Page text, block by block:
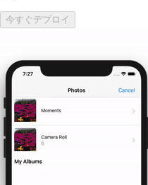
今すぐデプロイ